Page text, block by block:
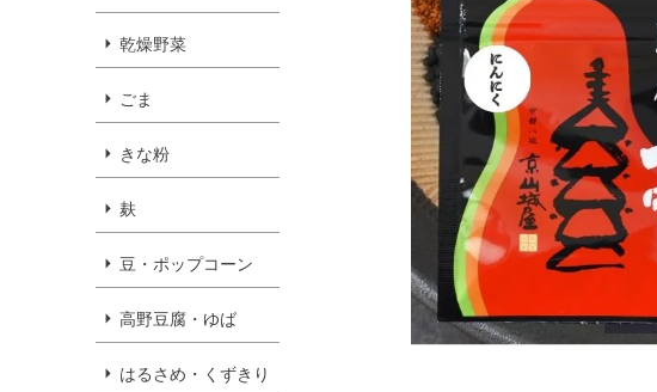
乾燥野菜
ごま
きな粉
麸
豆・ポップコーン
高野豆腐・ゆば
はるさめ・くずきり